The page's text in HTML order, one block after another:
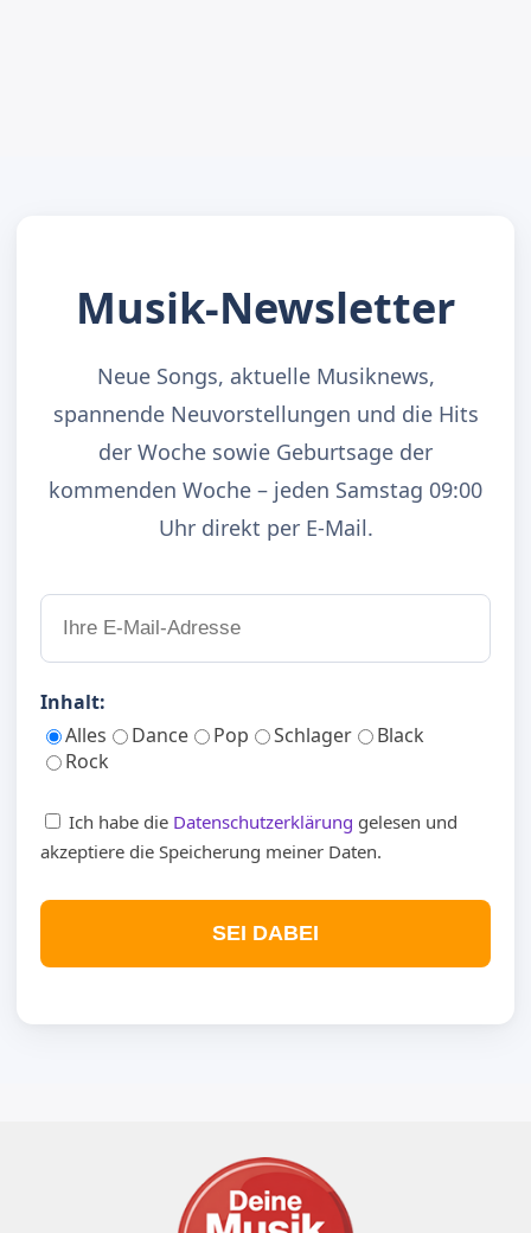
Musik-Newsletter
Neue Songs, aktuelle Musiknews,
spannende Neuvorstellungen und die Hits
der Woche sowie Geburtsage der
kommenden Woche – jeden Samstag 09:00
Uhr direkt per E-Mail.
Inhalt:
Alles
Dance Pop Schlager
Black
Rock
Ich habe die Datenschutzerklärung gelesen und
akzeptiere die Speicherung meiner Daten.
SEI DABEI